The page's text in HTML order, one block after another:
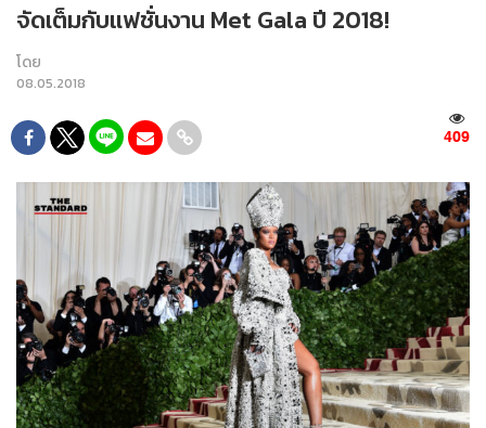
จัดเต็มกับแฟชั่นงาน Met Gala ปี 2018!
โดย
08.05.2018
409